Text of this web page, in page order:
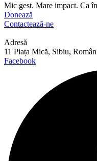
Mic gest. Mare impact. Ca
Donează
Contactează-ne
Adresă
11 Piața Mică, Sibiu,
Facebook